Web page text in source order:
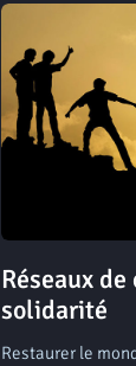
Réseaux
solidarité
Restaurer le